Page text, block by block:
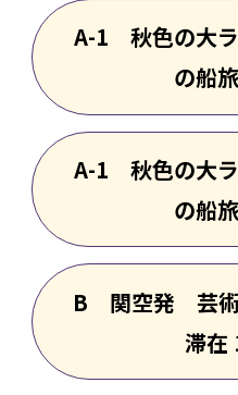
A-1 秋色の大
の船
A-1 秋色の大
の船
B 関空発 芸術
滞在